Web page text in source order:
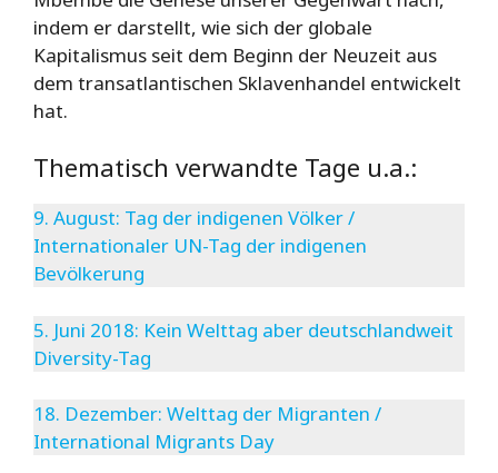
indem er darstellt, wie sich der globale
Kapitalismus seit dem Beginn der Neuzeit aus
dem transatlantischen Sklavenhandel entwickelt
hat.
Thematisch verwandte Tage u.a.:
9. August: Tag der indigenen Völker /
Internationaler UN-Tag der indigenen
Bevölkerung
5. Juni 2018: Kein Welttag aber deutschlandweit
Diversity-Tag
18. Dezember: Welttag der Migranten /
International Migrants Day